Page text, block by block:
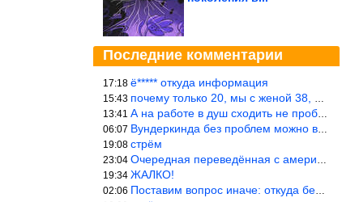
Последние комментарии
17:18 ё***** откуда информация
15:43 почему только 20, мы с женой 38, называется ртутной свадьбой, гр
13:41 А на работе в душ сходить не пробовали?
06:07 Вундеркинда без проблем можно вырастить всего-то с максимально р
19:08 стрём
23:04 Очередная переведённая с американского статья. Не работает эта ф
19:34 ЖАЛКО!
02:06 Поставим вопрос иначе: откуда берётся столь зловредный феминизм?